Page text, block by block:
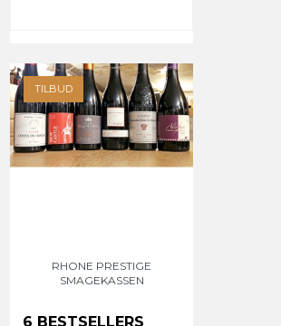
TILBUD
RHONE PRESTIGE
SMAGEKASSEN
6 BESTSELLERS